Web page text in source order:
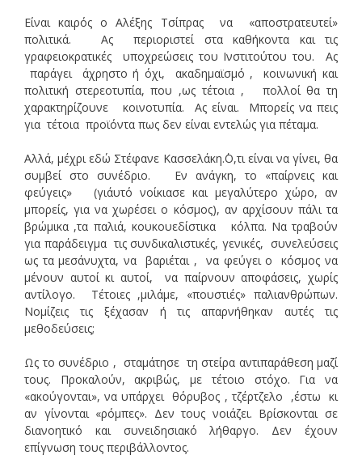
Είναι καιρός ο Αλέξης Τσίπρας να «αποστρατευτεί»
πολιτικά. Ας περιοριστεί στα καθήκοντα και τις
γραφειοκρατικές υποχρεώσεις του Ινστιτούτου του. Ας
παράγει άχρηστο ή όχι, ακαδημαϊσμό , κοινωνική και
πολιτική στερεοτυπία, που ,ως τέτοια , πολλοί θα τη
χαρακτηρίζουνε κοινοτυπία. Ας είναι. Μπορείς να πεις
για τέτοια προϊόντα πως δεν είναι εντελώς για πέταμα.
Αλλά, μέχρι εδώ Στέφανε Κασσελάκη.΄Ο,τι είναι να γίνει, θα
συμβεί στο συνέδριο. Εν ανάγκη, το «παίρνεις και
φεύγεις» (γι΄αυτό νοίκιασε και μεγαλύτερο χώρο, αν
μπορείς, για να χωρέσει ο κόσμος), αν αρχίσουν πάλι τα
βρώμικα ,τα παλιά, κουκουεδίστικα κόλπα. Να τραβούν
για παράδειγμα τις συνδικαλιστικές, γενικές, συνελεύσεις
ως τα μεσάνυχτα, να βαριέται , να φεύγει ο κόσμος να
μένουν αυτοί κι αυτοί, να παίρνουν αποφάσεις, χωρίς
αντίλογο. Τέτοιες ,μιλάμε, «πουστιές» παλιανθρώπων.
Νομίζεις τις ξέχασαν ή τις απαρνήθηκαν αυτές τις
μεθοδεύσεις;
Ως το συνέδριο , σταμάτησε τη στείρα αντιπαράθεση μαζί
τους. Προκαλούν, ακριβώς, με τέτοιο στόχο. Για να
«ακούγονται», να υπάρχει θόρυβος , τζέρτζελο ,έστω κι
αν γίνονται «ρόμπες». Δεν τους νοιάζει. Βρίσκονται σε
διανοητικό και συνειδησιακό λήθαργο. Δεν έχουν
επίγνωση τους περιβάλλοντος.